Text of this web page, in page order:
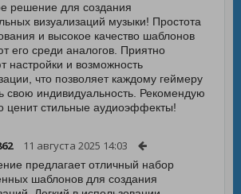
решение для создания
визуализаций музыки! Простота
и высокое качество шаблонов
его среди аналогов. Приятно
настройки и возможность
что позволяет каждому геймеру
свою индивидуальность. Рекомендую
ценит стильные аудиоэффекты!
11 августа 2025 14:03
предлагает отличный набор
шаблонов для создания